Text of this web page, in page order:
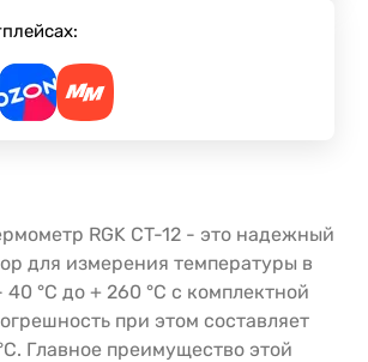
RGK CT-12 - это надежный
для измерения температуры в
40 °С до + 260 °С с комплектной
при этом составляет
Главное преимущество этой